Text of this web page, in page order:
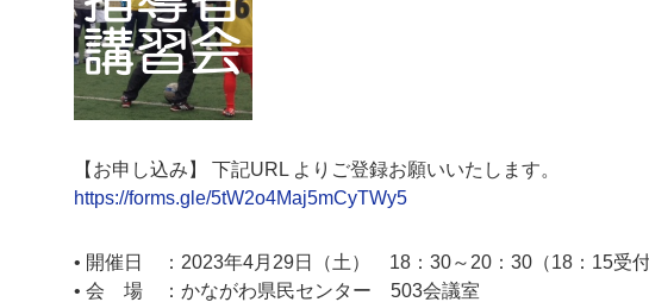
【お申し込み】 下記URL よりご登録お願いいたします。
https://forms.gle/5tW2o4Maj5mCyTWy5
• 開催日 ：2023年4月29日（土） 18：30～20：30（18：15受付
• 会 場 ：かながわ県民センター 503会議室